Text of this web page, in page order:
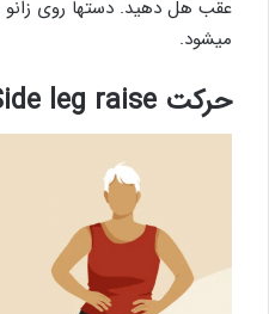
عقب هل دهید. دستها روی زانو
میشود.
حرکت Side leg raise